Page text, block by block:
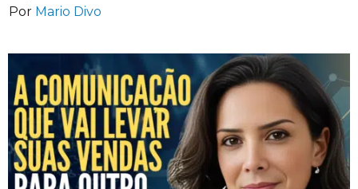
Por Mario Divo